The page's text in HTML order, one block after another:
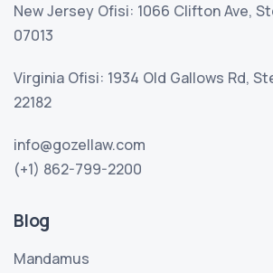
New Jersey Ofisi: 1066 Clifton Ave,
07013
Virginia Ofisi: 1934 Old Gallows Rd,
22182
info@gozellaw.com
(+1) 862-799-2200
Blog
Mandamus